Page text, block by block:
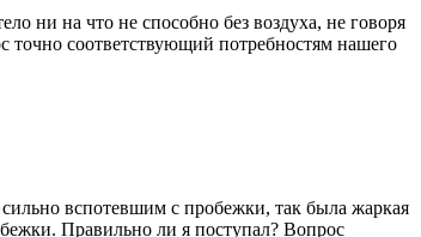
ни на что не способно без воздуха, не говоря
соответствующий потребностям нашего
вспотевшим с пробежки, так была жаркая
Правильно ли я поступал? Вопрос